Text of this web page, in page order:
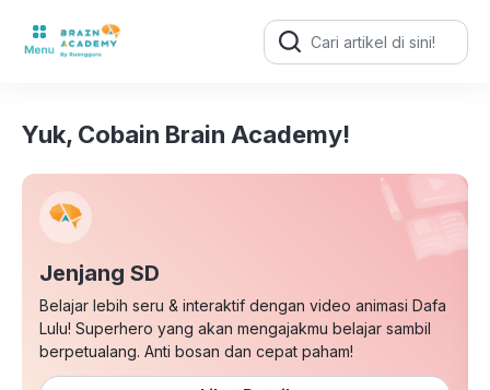
Search
for:
Yuk, Cobain Brain Academy!
Jenjang SD
Belajar lebih seru & interaktif dengan video animasi Dafa
Lulu! Superhero yang akan mengajakmu belajar sambil
berpetualang. Anti bosan dan cepat paham!